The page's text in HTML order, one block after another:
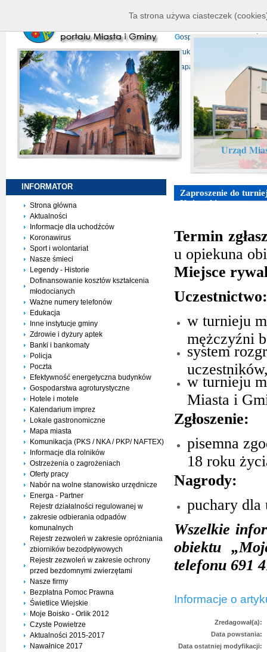
P
rojekty europejskie
Gospodarka
D ruki do pobrania
Mapa serwisu
Urząd
INFORMATOR
Strona główna
Aktualności
Informacje dla uchodźców
Koronawirus
Sport i wolontariat
Nasze śmieci
Legendy - Historie
Dofinansowanie kosztów kształcenia
młodocianych
Ważne numery telefonów
Edukacja
Inne instytucje gminy
Zdrowie i dyżury aptek
Banki i bankomaty
Policja
Poczta
Efektywność energetyczna budynków
Gospodarstwa agroturystyczne
Hotele i motele
Kalendarium imprez
Lokale gastronomiczne
Mapa miasta
Komunikacja (PKS / NKA / PKP/ NAFTEX)
Informacje dla rolników
Ostrzeżenia o zagrożeniach
Oferty pracy
Nabór na wolne stanowisko urzędnicze
Energa - Partner
Rejestr działalności regulowanej w
zakresie odbierania odpadów
komunalnych
Rejestr zezwoleń w zakresie opróżniania
zbiorników bezodpływowych
Rejestr zezwoleń w zakresie ochrony
przed bezdomnymi zwierzętami
Nasze firmy
Bezpłatna Pomoc Prawna
Świetlice Wiejskie
Moje Boisko - Orlik 2012
Czyste Powietrze
Aktualności 2015-2017
Nawałnice 2017
Zaproszenie do
Kujawski
Termin
u opiekuna
Miejsce
Uczestnictwo:
w turnieju
mężczyźni
system
w turnieju
Miasta i
Zgłoszenie:
pisemna
18 roku
Nagrody:
puchary
Wszelkie
obiektu
telefonu 691
Informacje o
Zredagował(a):
Data powstania:
Data ostatniej modyfikacji:
Ta strona używa ciasteczek